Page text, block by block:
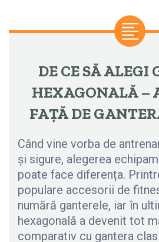
DE CE SĂ ALEGI
HEXAGONALĂ –
FAȚĂ DE
Când vine vorba de
și sigure, alegerea
poate face diferența.
populare accesorii de
numără ganterele, iar în
hexagonală a devenit tot
comparativ cu gantera